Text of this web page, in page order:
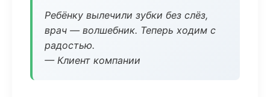
Ребёнку вылечили зубки без слёз,
врач — волшебник. Теперь ходим с
радостью.
— Клиент компании